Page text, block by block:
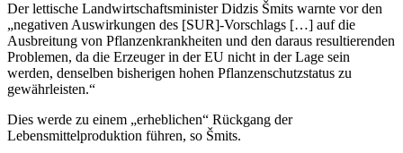
Der lettische Landwirtschaftsminister Didzis Šmits warnte vor den
„negativen Auswirkungen des [SUR]-Vorschlags […] auf die
Ausbreitung von Pflanzenkrankheiten und den daraus resultierenden
Problemen, da die Erzeuger in der EU nicht in der Lage sein
werden, denselben bisherigen hohen Pflanzenschutzstatus zu
gewährleisten.“
Dies werde zu einem „erheblichen“ Rückgang der
Lebensmittelproduktion führen, so Šmits.